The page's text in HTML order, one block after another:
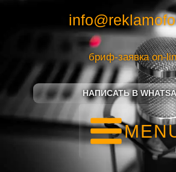
бриф-заявка on-
НАПИСАТЬ В